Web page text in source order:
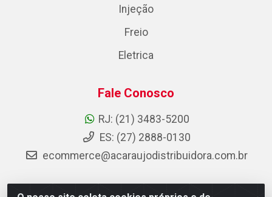
Injeção
Freio
Eletrica
Fale Conosco
RJ: (21) 3483-5200
ES: (27) 2888-0130
ecommerce@acaraujodistribuidora.com.br